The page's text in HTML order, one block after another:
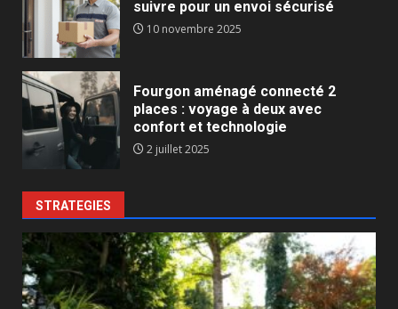
suivre pour un envoi sécurisé
10 novembre 2025
Fourgon aménagé connecté 2
places : voyage à deux avec
confort et technologie
2 juillet 2025
STRATEGIES